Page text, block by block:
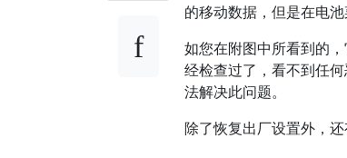
的移动数据，但是在电
如您在附图中所看到的
经检查过了，看不到任
法解决此问题。
除了恢复出厂设置外，